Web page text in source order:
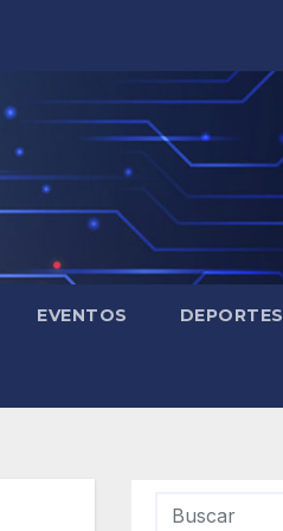
EVENTOS DEPORTES